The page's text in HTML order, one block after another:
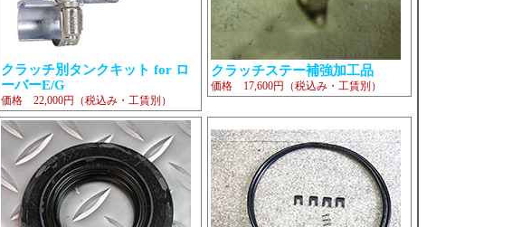
クラッチ別タンクキット for ロ
ーバーE/G
価格 22,000円（税込み・工賃別）
クラッチステー補強加工品
価格 17,600円（税込み・工賃別）